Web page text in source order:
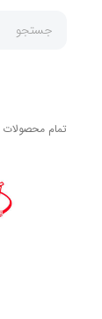
جستجو
تمام محصولات